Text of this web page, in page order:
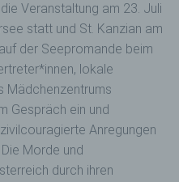
Veranstaltung am 23. Juli
statt und St. Kanzian am
der Seepromande beim
lokale
Mädchenzentrums
Gespräch ein und
Anregungen
Morde und
durch ihren